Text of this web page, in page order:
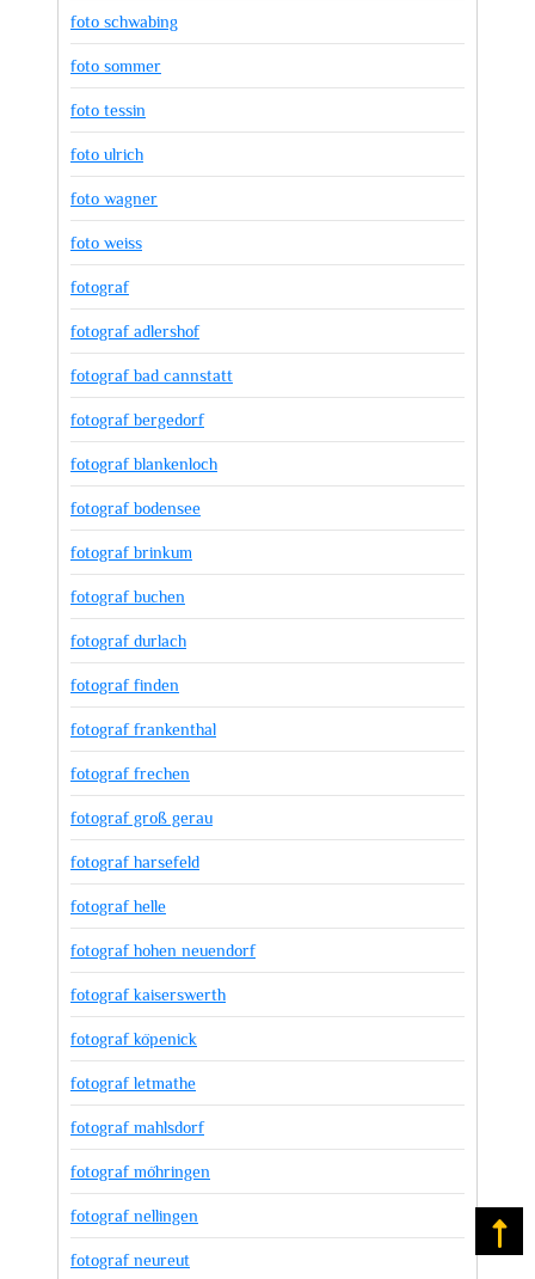
foto schwabing
foto sommer
foto tessin
foto ulrich
foto wagner
foto weiss
fotograf
fotograf adlershof
fotograf bad cannstatt
fotograf bergedorf
fotograf blankenloch
fotograf bodensee
fotograf brinkum
fotograf buchen
fotograf durlach
fotograf finden
fotograf frankenthal
fotograf frechen
fotograf groß gerau
fotograf harsefeld
fotograf helle
fotograf hohen neuendorf
fotograf kaiserswerth
fotograf köpenick
fotograf letmathe
fotograf mahlsdorf
fotograf möhringen
fotograf nellingen
fotograf neureut